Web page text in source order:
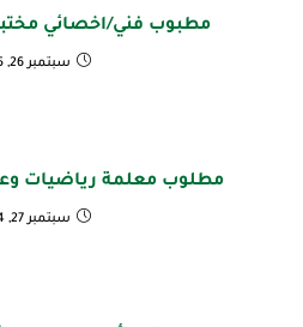
مطبوب فني/اخصائي
سبتمبر 26, 2025
مطلوب معلمة رياضيات
سبتمبر 27, 2024